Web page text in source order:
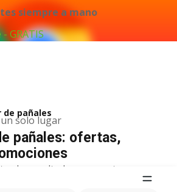
siempre a mano
GRATIS
solo lugar
de pañales
pañales: ofertas,
resultados para este